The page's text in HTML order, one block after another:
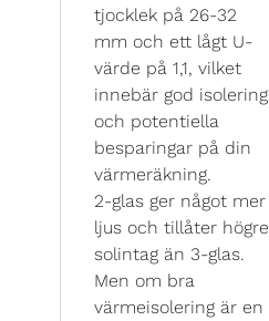
tjocklek på 26-32
mm och ett lågt U-
värde på 1,1, vilket
innebär god isolering
och potentiella
besparingar på din
värmeräkning.
2-glas ger något mer
ljus och tillåter högre
solintag än 3-glas.
Men om bra
värmeisolering är en